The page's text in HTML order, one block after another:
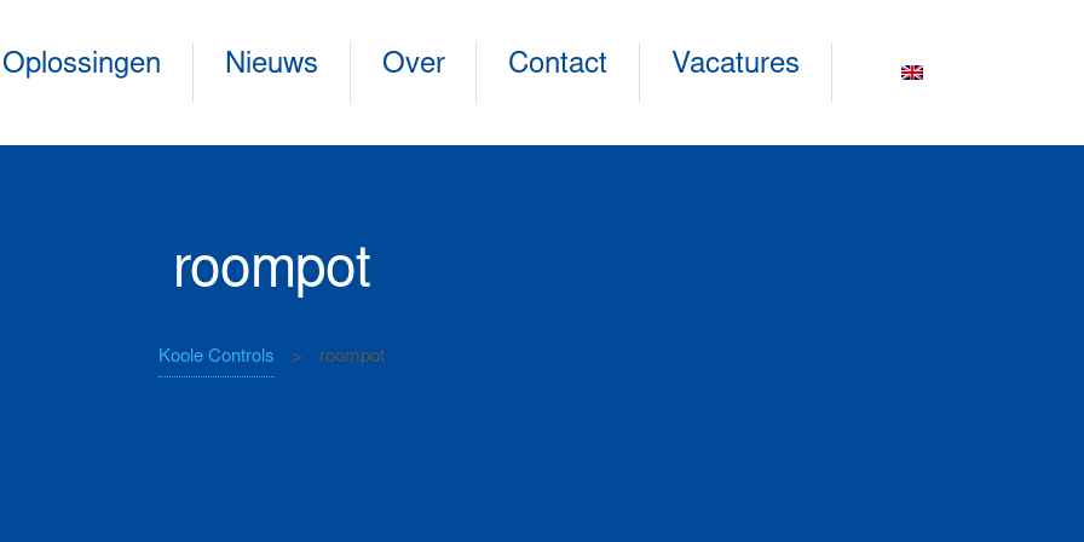
Oplossingen Nieuws Over Contact Vacatures
roompot
Koole Controls > roompot